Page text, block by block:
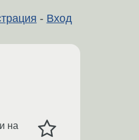
- Вход
на